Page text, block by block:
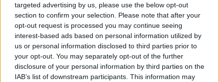
targeted advertising by us, please use the below opt-out
section to confirm your selection. Please note that after your
opt-out request is processed you may continue seeing
interest-based ads based on personal information utilized by
us or personal information disclosed to third parties prior to
your opt-out. You may separately opt-out of the further
disclosure of your personal information by third parties on the
IAB’s list of downstream participants. This information may